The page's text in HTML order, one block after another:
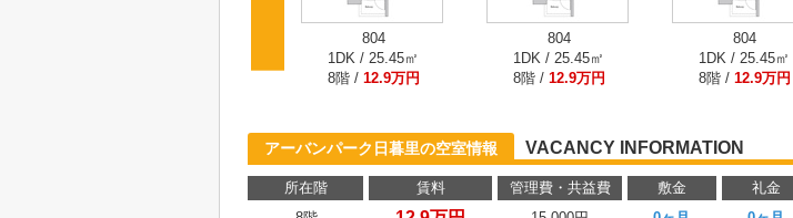
804
1DK / 25.45㎡
8階 / 12.9万円
804
1DK / 25.45㎡
8階 / 12.9万円
804
1DK / 25.45㎡
8階 / 12.9万円
アーバンパーク日暮里の空室情報 VACANCY INFORMATION
所在階 賃料 管理費・共益費 敷金 礼金